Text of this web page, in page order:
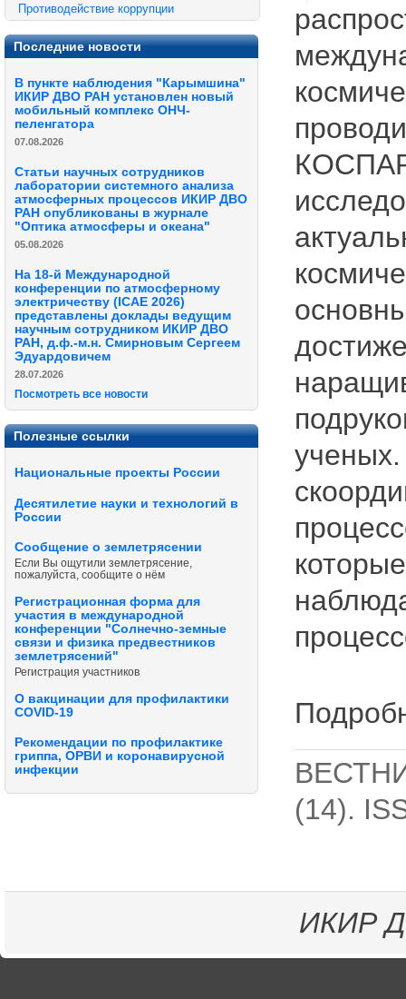
Противодействие коррупции
Последние новости
В пункте наблюдения "Карымшина"
ИКИР ДВО РАН установлен новый
мобильный комплекс ОНЧ-
пеленгатора
07.08.2026
Статьи научных сотрудников
лаборатории системного анализа
атмосферных процессов ИКИР ДВО
РАН опубликованы в журнале
"Оптика атмосферы и океана"
05.08.2026
На 18-й Международной
конференции по атмосферному
электричеству (ICAE 2026)
представлены доклады ведущим
научным сотрудником ИКИР ДВО
РАН, д.ф.-м.н. Смирновым Сергеем
Эдуардовичем
28.07.2026
Посмотреть все новости
Полезные ссылки
Национальные проекты России
Десятилетие науки и технологий в
России
Сообщение о землетрясении
Если Вы ощутили землетрясение,
пожалуйста, сообщите о нём
Регистрационная форма для
участия в международной
конференции "Солнечно-земные
связи и физика предвестников
землетрясений"
Регистрация участников
О вакцинации для профилактики
COVID-19
Рекомендации по профилактике
гриппа, ОРВИ и коронавирусной
инфекции
(14).
ИКИР